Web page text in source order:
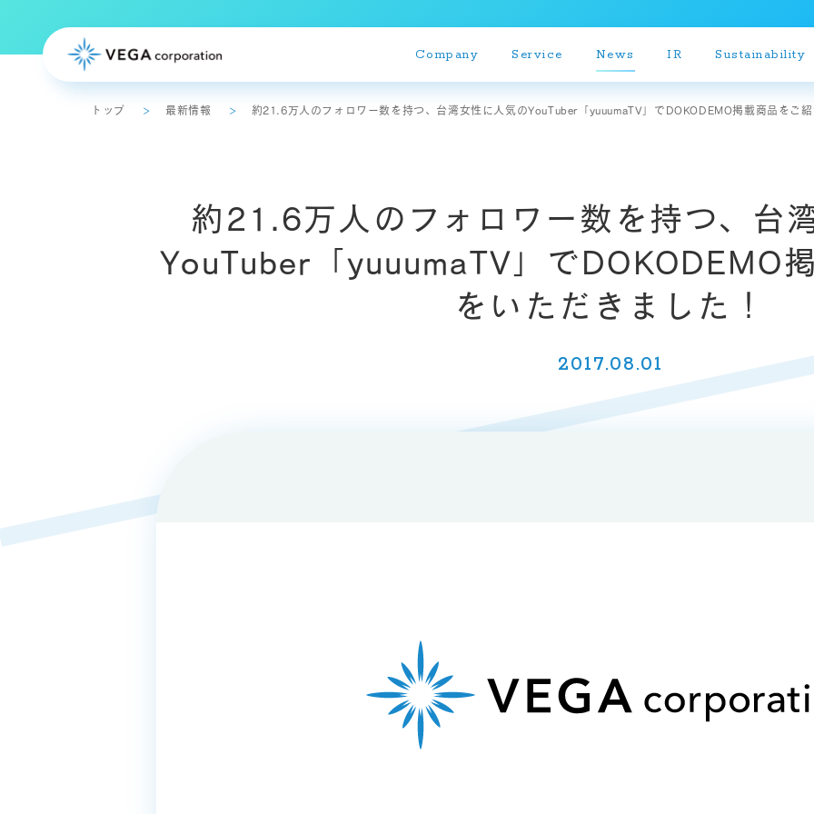
Company Service News IR
トップメッセージ
事業概要
事業計画・中期計画
決算説明会資料
有価証券報告書等
個人投資家説明会資料
株主通信
Sustainability
トップ 最新情報 約21.6万人のフォロワー数を持つ、台湾女性に人気のYouTuber「yuuumaTV」でDOKODEMO掲載商品をご
約21.6万人のフォロワー数を持つ、台
YouTuber「yuuumaTV」でDOKODEMO
をいただきました！
2017.08.01